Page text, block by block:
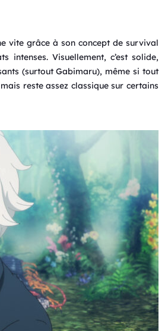
vite grâce à son concept de survival
Visuellement, c’est solide,
(surtout Gabimaru), même si tout
reste assez classique sur certains